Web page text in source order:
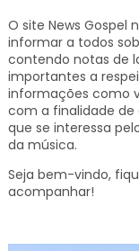
O site News Gospel
informar a todos
contendo notas de
importantes a
informações como
com a finalidade de
que se interessa
da música.
Seja bem-vindo,
acompanhar!